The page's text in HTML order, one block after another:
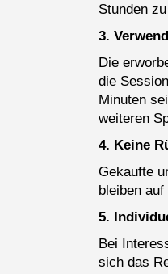
Stunden
3.
Die
die
Minuten
weiteren
4. Keine
Gekaufte
bleiben
5.
Bei
sich das